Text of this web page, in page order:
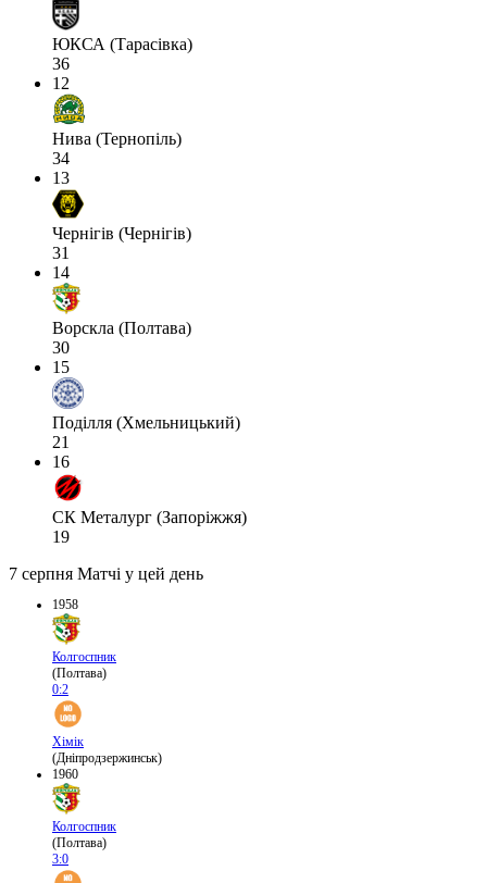
ЮКСА (Тарасівка)
36
12
Нива (Тернопіль)
34
13
Чернігів (Чернігів)
31
14
Ворскла (Полтава)
30
15
Поділля (Хмельницький)
21
16
СК Металург (Запоріжжя)
19
7 серпня Матчі у цей день
1958
Колгоспник
(Полтава)
0:2
Хімік
(Дніпродзержинськ)
1960
Колгоспник
(Полтава)
3:0